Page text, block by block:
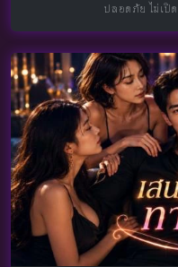
ปลอดภัย ไม่เปิ